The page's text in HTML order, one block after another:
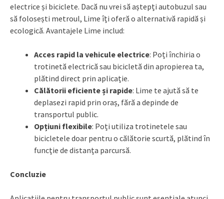
electrice și biciclete. Dacă nu vrei să aștepți autobuzul sau
să folosești metroul, Lime îți oferă o alternativă rapidă și
ecologică. Avantajele Lime includ:
Acces rapid la vehicule electrice: Poți închiria o
trotinetă electrică sau bicicletă din apropierea ta,
plătind direct prin aplicație.
Călătorii eficiente și rapide: Lime te ajută să te
deplasezi rapid prin oraș, fără a depinde de
transportul public.
Opțiuni flexibile: Poți utiliza trotinetele sau
bicicletele doar pentru o călătorie scurtă, plătind în
funcție de distanța parcursă.
Concluzie